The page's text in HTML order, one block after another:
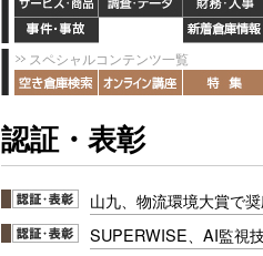
スペシャルコンテンツ一覧
認証・表彰
山九、物流環境大賞で
SUPERWISE、AI監視